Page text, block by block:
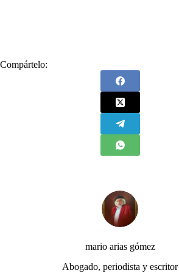
Compártelo:
mario arias gómez
Abogado, periodista y escritor